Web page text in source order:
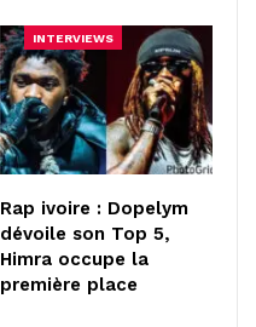
INTERVIEWS
Rap ivoire : Dopelym
dévoile son Top 5,
Himra occupe la
première place